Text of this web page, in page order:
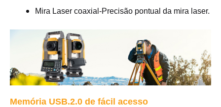
Mira Laser coaxial-Precisão pontual da mira laser.
Memória USB.2.0 de fácil acesso